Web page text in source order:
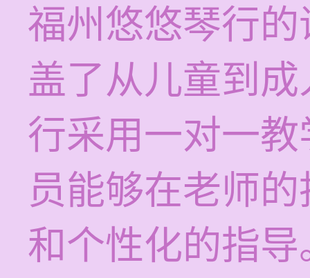
福州悠悠琴行
盖了从儿童到
行采用一对一
员能够在老师
和个性化的指